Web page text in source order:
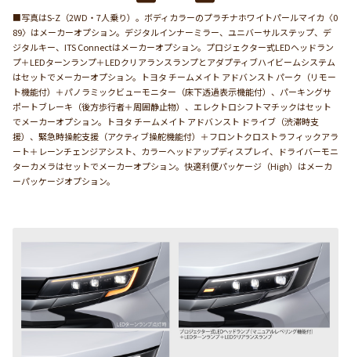
■写真はS-Z（2WD・7人乗り）。ボディカラーのプラチナホワイトパールマイカ〈0
89〉はメーカーオプション。デジタルインナーミラー、ユニバーサルステップ、デ
ジタルキー、ITS Connectはメーカーオプション。プロジェクター式LEDヘッドラン
プ＋LEDターンランプ＋LEDクリアランスランプとアダプティブハイビームシステム
はセットでメーカーオプション。トヨタ チームメイト アドバンスト パーク（リモー
ト機能付）＋パノラミックビューモニター（床下透過表示機能付）、パーキングサ
ポートブレーキ（後方歩行者＋周囲静止物）、エレクトロシフトマチックはセット
でメーカーオプション。トヨタ チームメイト アドバンスト ドライブ（渋滞時支
援）、緊急時操舵支援（アクティブ操舵機能付）＋フロントクロストラフィックアラ
ート＋レーンチェンジアシスト、カラーヘッドアップディスプレイ、ドライバーモニ
ターカメラはセットでメーカーオプション。快適利便パッケージ（High）はメーカ
ーパッケージオプション。